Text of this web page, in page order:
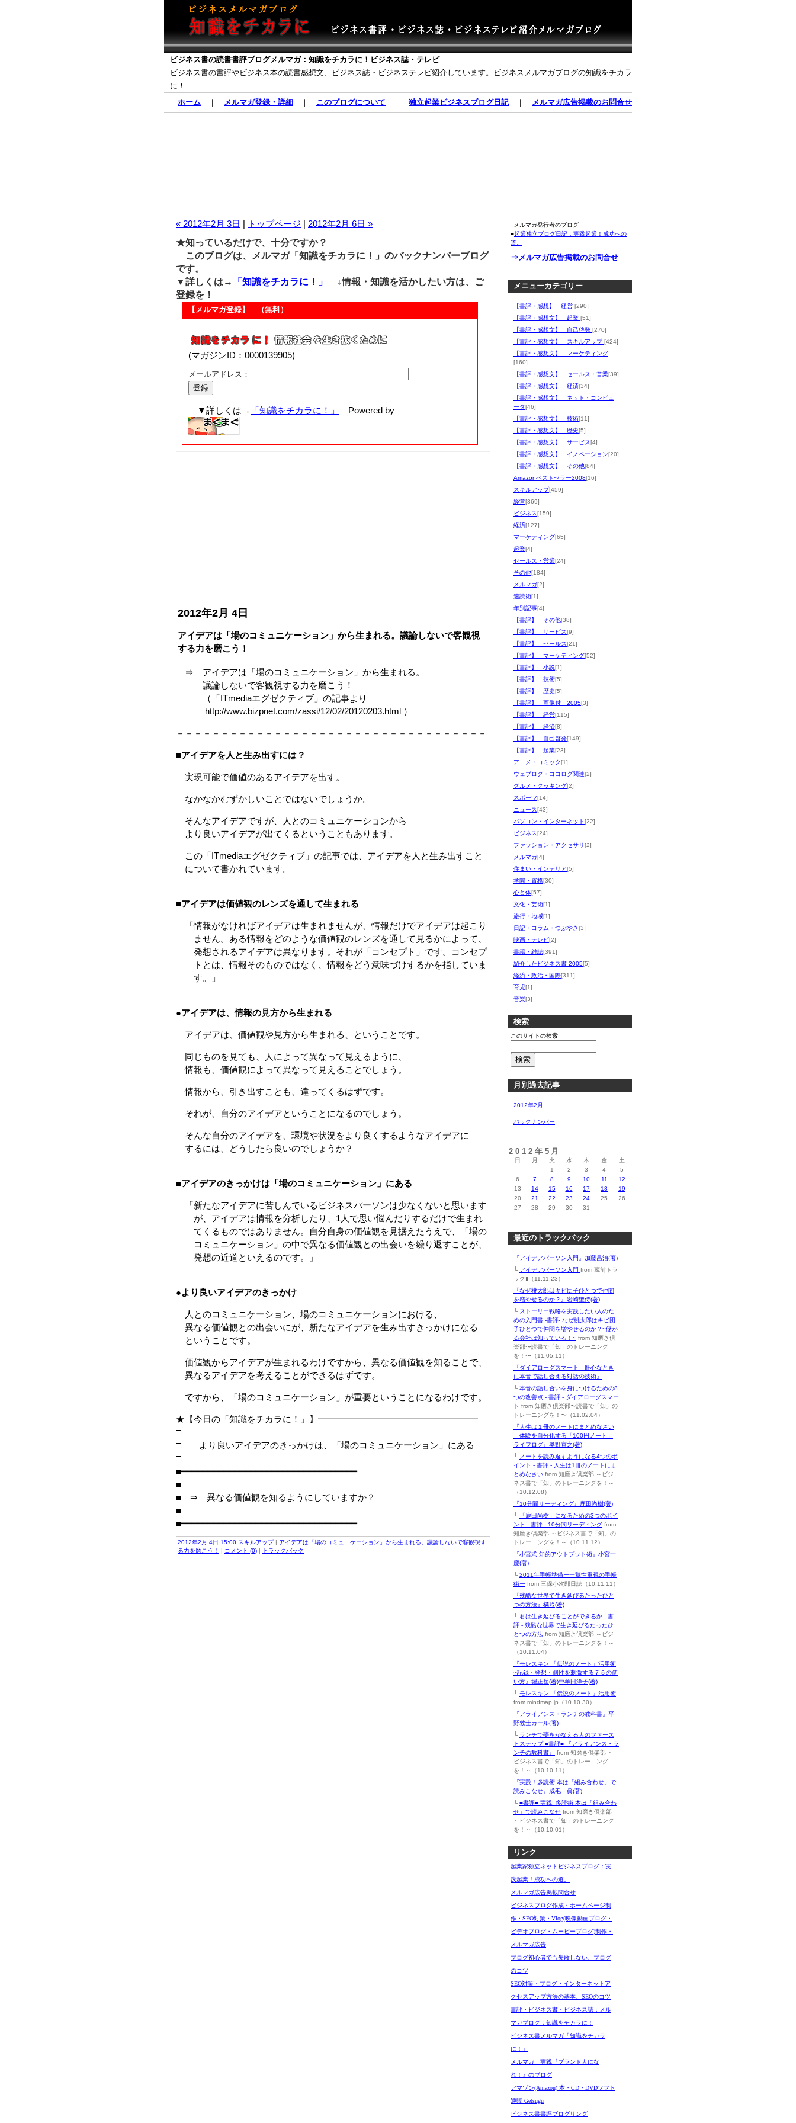
ビジネス書の読書書評ブログメルマガ：知識をチカラに！ビジネス誌・テレビ
ビジネス書の書評やビジネス本の読書感想文、ビジネス誌・ビジネステレビ紹介しています。ビジネスメルマガブログの知識をチカラ
に！
ホーム ｜ メルマガ登録・詳細 ｜ このブログについて ｜ 独立起業ビジネスブログ日記｜ メルマガ広告掲載のお問合せ
↓メルマガ発行者のブログ
■起業独立ブログ日記：実践起業！成功への
道。
⇒メルマガ広告掲載のお問合せ
メニューカテゴリー
【書評・感想】 経営 [290]
【書評・感想文】 起業 [51]
【書評・感想文】 自己啓発 [270]
【書評・感想文】 スキルアップ[424]
【書評・感想文】 マーケティング
[160]
【書評・感想文】 セールス・営業[39]
【書評・感想文】 経済[34]
【書評・感想文】 ネット・コンピュ
ータ[46]
【書評・感想文】 技術[11]
【書評・感想文】 歴史[5]
【書評・感想文】 サービス[4]
【書評・感想文】 イノベーション[20]
【書評・感想文】 その他[84]
Amazonベストセラー2008[16]
スキルアップ[459]
経営[369]
ビジネス[159]
経済[127]
マーケティング[65]
起業[4]
セールス・営業[24]
その他[184]
メルマガ[2]
速読術[1]
年別記事[4]
【書評】 その他[38]
【書評】 サービス[9]
【書評】 セールス[21]
【書評】 マーケティング[52]
【書評】 小説[1]
【書評】 技術[5]
【書評】 歴史[5]
【書評】 画像付 2005[3]
【書評】 経営[115]
【書評】 経済[8]
【書評】 自己啓発[149]
【書評】 起業[23]
アニメ・コミック[1]
ウェブログ・ココログ関連[2]
グルメ・クッキング[2]
スポーツ[14]
ニュース[43]
パソコン・インターネット[22]
ビジネス[24]
ファッション・アクセサリ[2]
メルマガ[4]
住まい・インテリア[5]
学問・資格[30]
心と体[57]
文化・芸術[1]
旅行・地域[1]
日記・コラム・つぶやき[3]
映画・テレビ[2]
書籍・雑誌[391]
紹介したビジネス書 2005[5]
経済・政治・国際[311]
育児[1]
音楽[3]
検索
このサイトの検索
月別過去記事
2012年2月
バックナンバー
2012年5月
日 月 火 水 木 金
土
1
2 3 4
5
6
7 8 9 10 11
12
13
14 15 16 17 18
19
20
21 22 23 24 25
26
27
28 29 30 31
最近のトラックバック
『アイデアパーソン入門』加藤昌治(著)
└ アイデアパーソン入門 from 蔵前トラ
ックⅡ（11.11.23）
『なぜ桃太郎はキビ団子ひとつで仲間
を増やせるのか？』岩崎聖侍(著)
└ ストーリー戦略を実践したい人のた
めの入門書 -書評- なぜ桃太郎はキビ団
子ひとつで仲間を増やせるのか？~儲か
る会社は知っている！~ from 知磨き倶
楽部〜読書で「知」のトレーニング
を！〜（11.05.11）
『ダイアローグスマート 肝心なとき
に本音で話し合える対話の技術』
└ 本音の話し合いを身につけるための8
つの改善点 - 書評 - ダイアローグスマー
ト from 知磨き倶楽部〜読書で「知」の
トレーニングを！〜（11.02.04）
『人生は１冊のノートにまとめなさい
―体験を自分化する「100円ノート」
ライフログ』奥野宣之(著)
└ ノートを読み返すようになる4つのポ
イント - 書評 - 人生は1冊のノートにま
とめなさい from 知磨き倶楽部 ～ビジ
ネス書で「知」のトレーニングを！～
（10.12.08）
『10分間リーディング』鹿田尚樹(著)
└
「鹿田尚樹」になるための3つのポイ
ント - 書評 - 10分間リーディング from
知磨き倶楽部 ～ビジネス書で「知」の
トレーニングを！～（10.11.12）
『小宮式 知的アウトプット術』小宮一
慶(著)
└ 2011年手帳準備ー一覧性重視の手帳
術ー from 三保小次郎日誌（10.11.11）
『残酷な世界で生き延びるたったひと
つの方法』橘玲(著)
└ 君は生き延びることができるか - 書
評 - 残酷な世界で生き延びるたったひ
とつの方法 from 知磨き倶楽部 ～ビジ
ネス書で「知」のトレーニングを！～
（10.11.04）
『モレスキン 「伝説のノート」活用術
~記録・発想・個性を刺激する７５の使
い方』堀正岳(著)中牟田洋子(著)
└ モレスキン 「伝説のノート」活用術
from mindmap.jp（10.10.30）
『アライアンス・ランチの教科書』平
野敦士カール(著)
└ ランチで夢をかなえる人のファース
トステップ ■書評■ 『アライアンス・ラ
ンチの教科書』
from 知磨き倶楽部 ～
ビジネス書で「知」のトレーニング
を！～（10.10.11）
『実践！多読術 本は「組み合わせ」で
読みこなせ』成毛 眞(著)
└ ■書評■ 実践! 多読術 本は「組み合わ
せ」で読みこなせ from 知磨き倶楽部
～ビジネス書で「知」のトレーニング
を！～（10.10.01）
リンク
起業家独立ネットビジネスブログ：実
践起業！成功への道。
メルマガ広告掲載問合せ
ビジネスブログ作成・ホームページ制
作・SEO対策・Vlog(映像動画ブログ・
ビデオブログ・ムービーブログ)制作・
メルマガ広告
ブログ初心者でも失敗しない、ブログ
のコツ
SEO対策・ブログ・インターネットア
クセスアップ方法の基本、SEOのコツ
書評・ビジネス書・ビジネス誌：メル
マガブログ：知識をチカラに！
ビジネス書メルマガ「知識をチカラ
に！」
メルマガ 実践『ブランド人にな
れ！』のブログ
アマゾン(Amazon) 本・CD・DVDソフト
通販 Getsugu
ビジネス書書評ブログリング
« 2012年2月 3日 | トップページ | 2012年2月 6日 »
★知っているだけで、十分ですか？
このブログは、メルマガ「知識をチカラに！」のバックナンバーブログ
です。
▼詳しくは→
「知識をチカラに！」
↓情報・知識を活かしたい方は、ご
登録を！
【メルマガ登録】 （無料）
(マガジンID：0000139905)
メールアドレス：
▼詳しくは→ 「知識をチカラに！」 Powered by
2012年2月 4日
アイデアは「場のコミュニケーション」から生まれる。議論しないで客観視
する力を磨こう！
⇒ アイデアは「場のコミュニケーション」から生まれる。
議論しないで客観視する力を磨こう！
（「ITmediaエグゼクティブ」の記事より
http://www.bizpnet.com/zassi/12/02/20120203.html ）
－－－－－－－－－－－－－－－－－－－－－－－－－－－－－－－－－－－
■アイデアを人と生み出すには？
実現可能で価値のあるアイデアを出す。
なかなかむずかしいことではないでしょうか。
そんなアイデアですが、人とのコミュニケーションから
より良いアイデアが出てくるということもあります。
この「ITmediaエグゼクティブ」の記事では、アイデアを人と生み出すこと
について書かれています。
■アイデアは価値観のレンズを通して生まれる
「情報がなければアイデアは生まれませんが、情報だけでアイデアは起こり
ません。ある情報をどのような価値観のレンズを通して見るかによって、
発想されるアイデアは異なります。それが「コンセプト」です。コンセプ
トとは、情報そのものではなく、情報をどう意味づけするかを指していま
す。」
●アイデアは、情報の見方から生まれる
アイデアは、価値観や見方から生まれる、ということです。
同じものを見ても、人によって異なって見えるように、
情報も、価値観によって異なって見えることでしょう。
情報から、引き出すことも、違ってくるはずです。
それが、自分のアイデアということになるのでしょう。
そんな自分のアイデアを、環境や状況をより良くするようなアイデアに
するには、どうしたら良いのでしょうか？
■アイデアのきっかけは「場のコミュニケーション」にある
「新たなアイデアに苦しんでいるビジネスパーソンは少なくないと思います
が、アイデアは情報を分析したり、1人で思い悩んだりするだけで生まれ
てくるものではありません。自分自身の価値観を見据えたうえで、「場の
コミュニケーション」の中で異なる価値観との出会いを繰り返すことが、
発想の近道といえるのです。」
●より良いアイデアのきっかけ
人とのコミュニケーション、場のコミュニケーションにおける、
異なる価値観との出会いにが、新たなアイデアを生み出すきっかけになる
ということです。
価値観からアイデアが生まれるわけですから、異なる価値観を知ることで、
異なるアイデアを考えることができるはずです。
ですから、「場のコミュニケーション」が重要ということになるわけです。
★【今日の「知識をチカラに！」】━━━━━━━━━━━━━━━━━━
□
□ より良いアイデアのきっかけは、「場のコミュニケーション」にある
□
■━━━━━━━━━━━━━━━━━━━━━━━━━━━━━━━━━
■
■ ⇒ 異なる価値観を知るようにしていますか？
■
■━━━━━━━━━━━━━━━━━━━━━━━━━━━━━━━━━
2012年2月 4日 15:00 スキルアップ| アイデアは「場のコミュニケーション」から生まれる。議論しないで客観視す
る力を磨こう！
| コメント (0) | トラックバック